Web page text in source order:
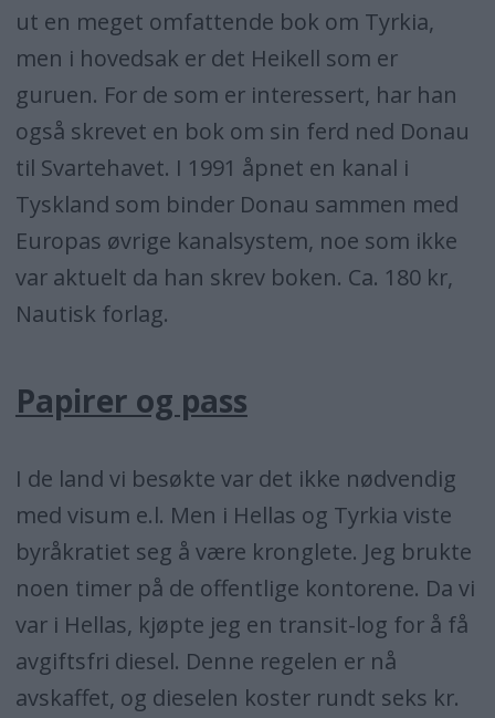
ut en meget omfattende bok om Tyrkia,
men i hovedsak er det Heikell som er
guruen. For de som er interessert, har han
også skrevet en bok om sin ferd ned Donau
til Svartehavet. I 1991 åpnet en kanal i
Tyskland som binder Donau sammen med
Europas øvrige kanalsystem, noe som ikke
var aktuelt da han skrev boken. Ca. 180 kr,
Nautisk forlag.
Papirer og pass
I de land vi besøkte var det ikke nødvendig
med visum e.l. Men i Hellas og Tyrkia viste
byråkratiet seg å være kronglete. Jeg brukte
noen timer på de offentlige kontorene. Da vi
var i Hellas, kjøpte jeg en transit-log for å få
avgiftsfri diesel. Denne regelen er nå
avskaffet, og dieselen koster rundt seks kr.